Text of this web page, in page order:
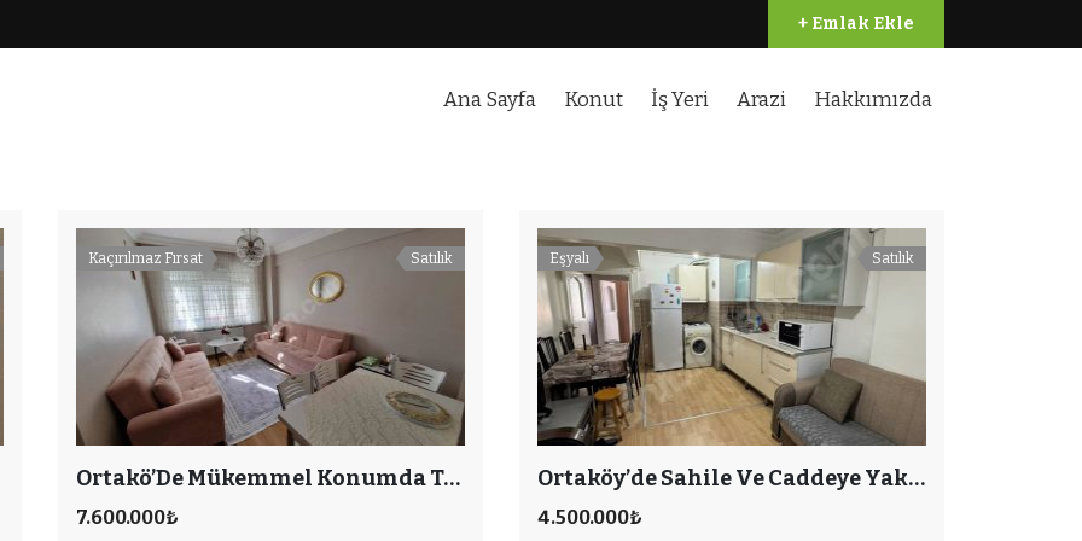
+ Emlak Ekle
Ana Sayfa Konut İş Yeri Arazi Hakkımızda
Kaçırılmaz Fırsat Satılık
Ortakö’De Mükemmel Konumda Tadilat Yapılmış 2+1
7.600.000₺
Eşyalı Satılık
Ortaköy’de Sahile Ve Caddeye Yakın Konumda 1+1 Ara Kat Daire
4.500.000₺